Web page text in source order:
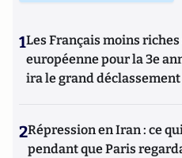
1Les Français moins
européenne pour la 3e
ira le grand déclassement
2Répression en Iran : ce
pendant que Paris